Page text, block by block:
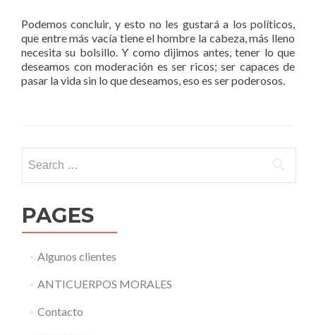
Podemos concluir, y esto no les gustará a los políticos,
que entre más vacía tiene el hombre la cabeza, más lleno
necesita su bolsillo. Y como dijimos antes, tener lo que
deseamos con moderación es ser ricos; ser capaces de
pasar la vida sin lo que deseamos, eso es ser poderosos.
PAGES
Algunos clientes
ANTICUERPOS MORALES
Contacto